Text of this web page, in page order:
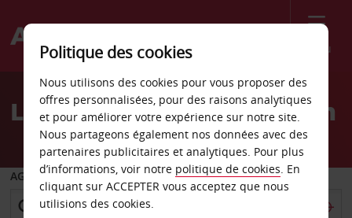
Menu
Welcome
AvisLocation de voiture Toufen
AGENCE DE DÉPART
Politique des cookies
Nous utilisons des cookies pour vous proposer des
offres personnalisées, pour des raisons analytiques
et pour améliorer votre expérience sur notre site.
Nous partageons également nos données avec des
partenaires publicitaires et analytiques. Pour plus
d’informations, voir notre politique de cookies. En
cliquant sur ACCEPTER vous acceptez que nous
utilisions des cookies.